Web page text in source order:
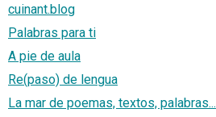
cuinant.blog
Palabras para ti
A pie de aula
Re(paso) de lengua
La mar de poemas, textos, palabras...